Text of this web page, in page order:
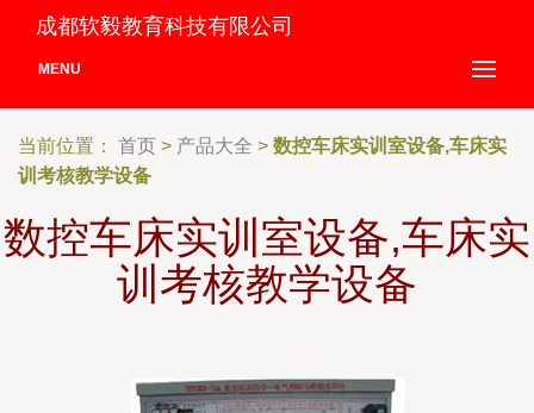
成都软毅教育科技有限公司
MENU
当前位置： 首页 > 产品大全 > 数控车床实训室设备,车床实
训考核教学设备
数控车床实训室设备,车床实
训考核教学设备